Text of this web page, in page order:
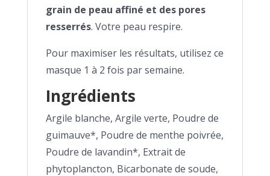
grain de peau affiné et des pores
resserrés. Votre peau respire.
Pour maximiser les résultats, utilisez ce
masque 1 à 2 fois par semaine.
Ingrédients
Argile blanche, Argile verte, Poudre de
guimauve*, Poudre de menthe poivrée,
Poudre de lavandin*, Extrait de
phytoplancton, Bicarbonate de soude,